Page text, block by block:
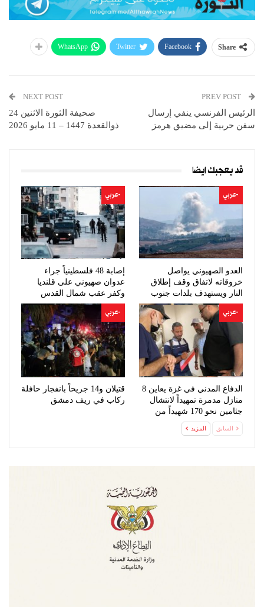
Share
Facebook
Twitter
WhatsApp
الرئيس الفرنسي ينفي إرسال
سفن حربية إلى مضيق هرمز
NEXT POST
صحيفة الثورة الاثنين 24
ذوالقعدة 1447 – 11 مايو 2026
قد يعجبك ايضا
-عربي
العدو الصهيوني يواصل
خروقاته لاتفاق وقف إطلاق
النار ويستهدف بلدات جنوب
لبنان
-عربي
إصابة 48 فلسطينياً جراء
عدوان صهيوني على قلنديا
وكفر عقب شمال القدس
-عربي
الدفاع المدني في غزة يعاين 8
منازل مدمرة تمهيداً لانتشال
جثامين نحو 170 شهيداً من
-عربي
قتيلان و14 جريحاً بانفجار حافلة
ركاب في ريف دمشق
السابق المزيد